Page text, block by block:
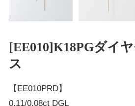
[EE010]K18PGダイ
ス
【EE010PRD】
0.11/0.08ct DGL